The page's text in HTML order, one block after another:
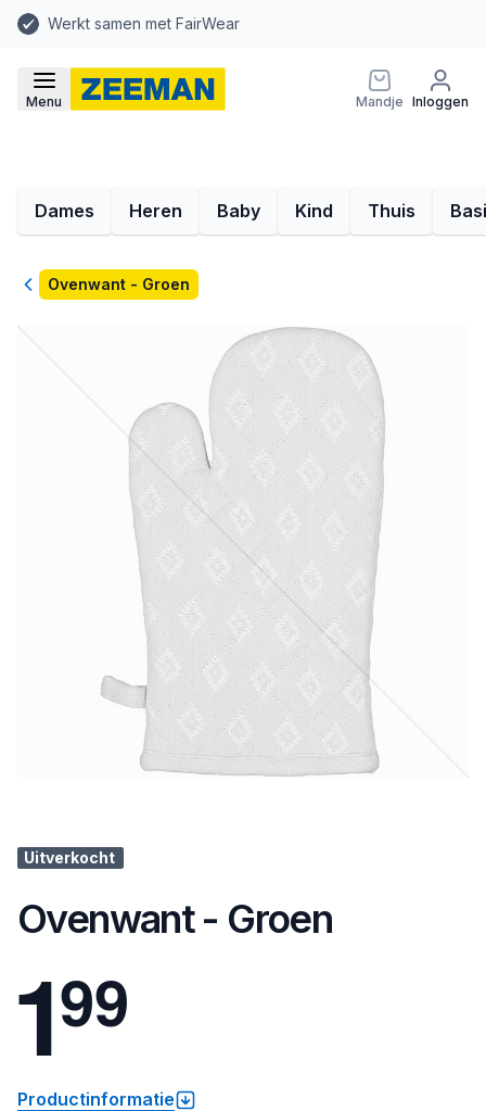
Werkt samen met FairWear
Menu Mandje Inloggen
Dames Heren Baby Kind Thuis
TerugOvenwant - Groen
Uitverkocht
Ovenwant - Groen
199
Productinformatie